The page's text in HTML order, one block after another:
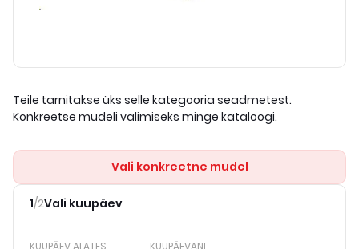
Teile tarnitakse üks selle kategooria seadmetest.
Konkreetse mudeli valimiseks minge kataloogi.
Vali konkreetne mudel
1/2Vali kuupäev
KUUPÄEV ALATES KUUPÄEVANI